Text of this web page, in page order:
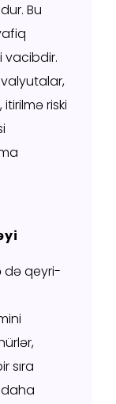
Bu
vacibdir.
riski
də qeyri-
sıra